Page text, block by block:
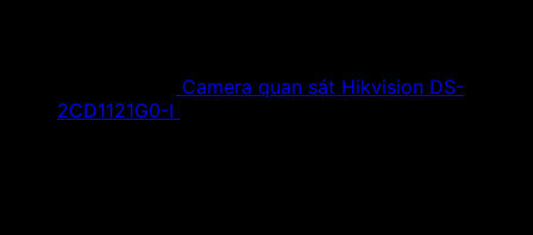
Camera quan sát Hikvision DS-
2CD1121G0-I